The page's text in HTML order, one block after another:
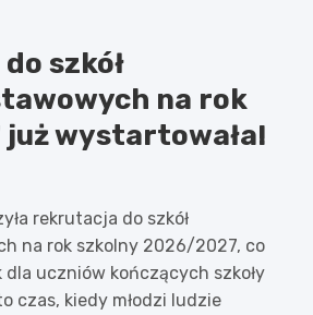
szkół
na rok
wystartowała!
rekrutacja do szkół
na rok szkolny 2026/2027, co
uczniów kończących szkoły
czas, kiedy młodzi ludzie